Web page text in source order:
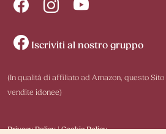
Iscriviti al nostro gruppo
(In qualità di affiliato ad Amazon, questo
vendite idonee)
Privacy Policy|Cookie Policy